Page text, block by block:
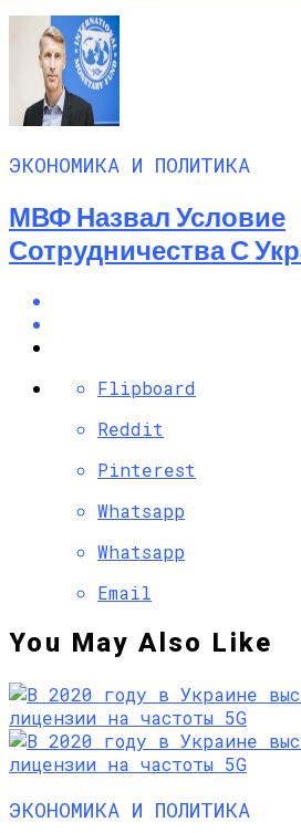
ЭКОНОМИКА И ПОЛИТИКА
МВФ Назвал Условие
Сотрудничества С
Flipboard
Reddit
Pinterest
Whatsapp
Whatsapp
Email
You May Also Like
ЭКОНОМИКА И ПОЛИТИКА